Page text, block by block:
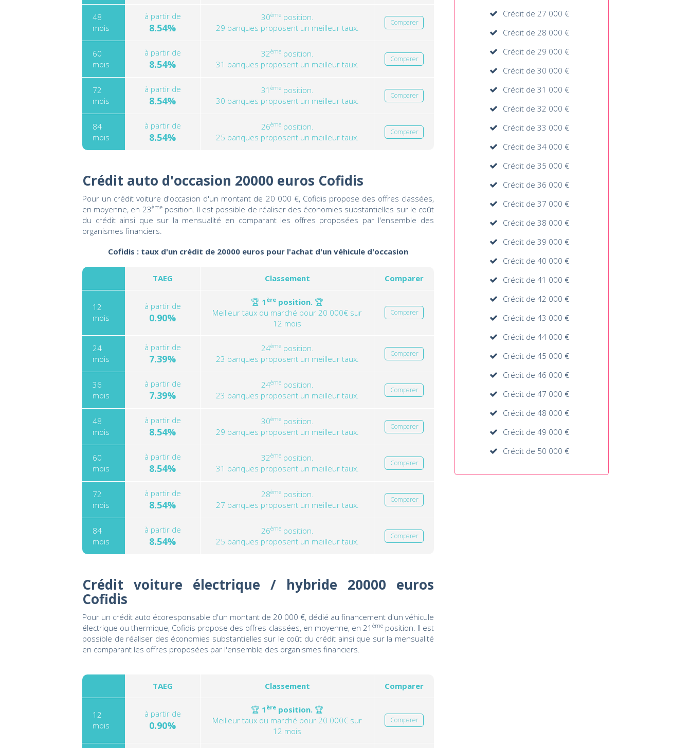
48
mois
à partir de
8.54%
30èmeposition.
29 banques proposent un meilleur taux.
Comparer
60
mois
à partir de
8.54%
32èmeposition.
31 banques proposent un meilleur taux.
Comparer
72
mois
à partir de
8.54%
31 èmeposition.
30 banques proposent un meilleur taux.
Comparer
84
mois
à partir de
8.54%
26èmeposition.
25 banques proposent un meilleur taux.
Comparer
Crédit auto d'occasion 20000 euros Cofidis
Pour un crédit voiture d'occasion d'un montant de 20 000 €, Cofidis propose des offres classées,
en moyenne, en 23èmeposition. Il est possible de réaliser des économies substantielles sur le coût
du crédit ainsi que sur la mensualité en comparant les offres proposées par l'ensemble des
organismes financiers.
Cofidis : taux d'un crédit de 20000 euros pour l'achat d'un véhicule d'occasion
TAEG Classement Comparer
12
mois
à partir de
0.90%
🏆 1 ère position. 🏆
Meilleur taux du marché pour 20 000€ sur
12 mois
Comparer
24
mois
à partir de
7.39%
24èmeposition.
23 banques proposent un meilleur taux.
Comparer
36
mois
à partir de
7.39%
24èmeposition.
23 banques proposent un meilleur taux.
Comparer
48
mois
à partir de
8.54%
30èmeposition.
29 banques proposent un meilleur taux.
Comparer
60
mois
à partir de
8.54%
32èmeposition.
31 banques proposent un meilleur taux.
Comparer
72
mois
à partir de
8.54%
28èmeposition.
27 banques proposent un meilleur taux.
Comparer
84
mois
à partir de
8.54%
26èmeposition.
25 banques proposent un meilleur taux.
Comparer
Crédit voiture électrique / hybride 20000 euros
Cofidis
Pour un crédit auto écoresponsable d'un montant de 20 000 €, dédié au financement d'un véhicule
électrique ou thermique, Cofidis propose des offres classées, en moyenne, en 21 èmeposition. Il est
possible de réaliser des économies substantielles sur le coût du crédit ainsi que sur la mensualité
en comparant les offres proposées par l'ensemble des organismes financiers.
TAEG Classement Comparer
12
mois
à partir de
0.90%
🏆 1 ère position. 🏆
Meilleur taux du marché pour 20 000€ sur
12 mois
Comparer
Crédit de 27 000 €
Crédit de 28 000 €
Crédit de 29 000 €
Crédit de 30 000 €
Crédit de 31 000 €
Crédit de 32 000 €
Crédit de 33 000 €
Crédit de 34 000 €
Crédit de 35 000 €
Crédit de 36 000 €
Crédit de 37 000 €
Crédit de 38 000 €
Crédit de 39 000 €
Crédit de 40 000 €
Crédit de 41 000 €
Crédit de 42 000 €
Crédit de 43 000 €
Crédit de 44 000 €
Crédit de 45 000 €
Crédit de 46 000 €
Crédit de 47 000 €
Crédit de 48 000 €
Crédit de 49 000 €
Crédit de 50 000 €